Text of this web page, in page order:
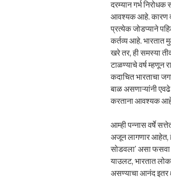
दरम्यान गर्भ
आवश्यक आहे. कारण
प्रत्येक जोडप्याने
कर्तव्य आहे. भारतात
खरे तर, ही समस्या
टाळण्याचे वर्ष म्हणून
कदाचित भारताचा
बाळ असणाऱ्यांनी एवढे
करताना आवश्यक
आम्ही पन्नास वर्षे
अजून लागणार आहेत,
सोडवला’ असा
याउलट, भारतात
असण्याचा आनंद इतर